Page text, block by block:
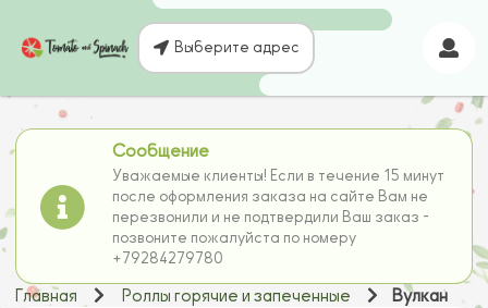
Выберите адрес
Сообщение
Уважаемые клиенты! Если в течение 15 минут
после оформления заказа на сайте Вам не
перезвонили и не подтвердили Ваш заказ -
позвоните пожалуйста по номеру
+79284279780
Главная Роллы горячие и запеченные Вулкан